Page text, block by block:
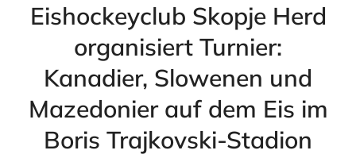
Eishockeyclub Skopje Herd
organisiert Turnier:
Kanadier, Slowenen und
Mazedonier auf dem Eis im
Boris Trajkovski-Stadion